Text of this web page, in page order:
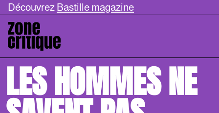
Découvrez Bastille magazine
LES HOMMES NE